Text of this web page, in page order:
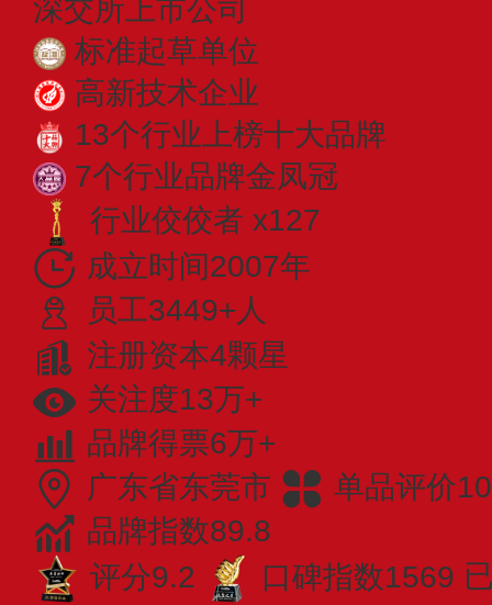
深交所上市公司
标准起草单位
高新技术企业
13个行业上榜十大品牌
7个行业品牌金凤冠
行业佼佼者 x127
成立时间2007年
员工3449+人
注册资本4颗星
关注度13万+
品牌得票6万+
广东省东莞市
单品评价
品牌指数89.8
评分9.2
口碑指数1569